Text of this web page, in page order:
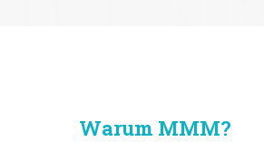
Warum MMM?